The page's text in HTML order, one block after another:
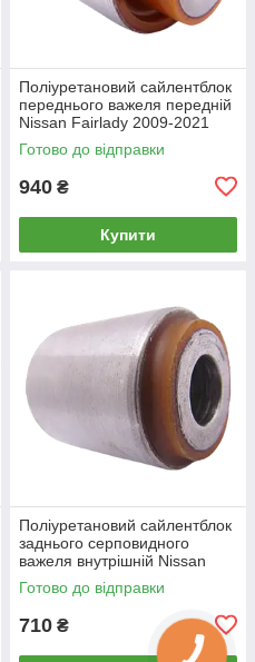
Поліуретановий сайлентблок
переднього важеля передній
Nissan Fairlady 2009-2021
Готово до відправки
940 ₴
Купити
Поліуретановий сайлентблок
заднього серповидного
важеля внутрішній Nissan
240Sx 1994-1998
Готово до відправки
710 ₴